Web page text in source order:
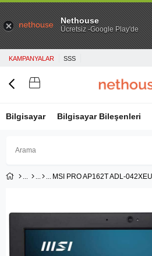
KAMPANYALAR SSS
Bilgisayar Bilgisayar Bileşenleri
Nethouse
Ücretsiz -Google Play'de